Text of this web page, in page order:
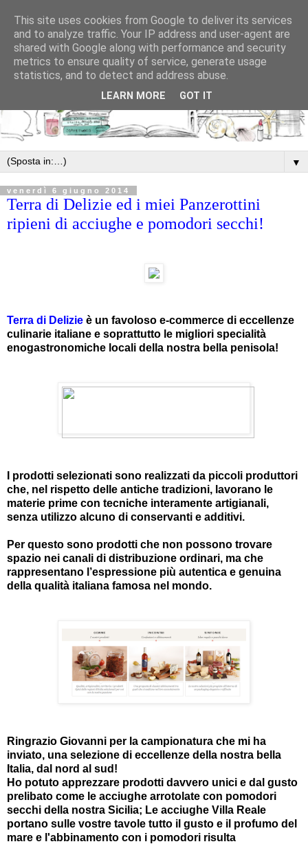
▼
venerdì 6 giugno 2014
Terra di Delizie ed i miei Panzerottini
ripieni di acciughe e pomodori secchi!
Terra di Delizie è un favoloso e-commerce di eccellenze
culinarie italiane e soprattutto le migliori specialità
enogastronomiche locali della nostra bella penisola!
I prodotti selezionati sono realizzati da piccoli produttori
che, nel rispetto delle antiche tradizioni, lavorano le
materie prime con tecniche interamente artigianali,
senza utilizzo alcuno di conservanti e additivi.
Per questo sono prodotti che non possono trovare
spazio nei canali di distribuzione ordinari, ma che
rappresentano l’espressione più autentica e genuina
della qualità italiana famosa nel mondo.
Ringrazio Giovanni per la campionatura che mi ha
inviato, una selezione di eccellenze della nostra bella
Italia, dal nord al sud!
Ho potuto apprezzare prodotti davvero unici e dal gusto
prelibato come le acciughe arrotolate con pomodori
secchi della nostra Sicilia; Le acciughe Villa Reale
portano sulle vostre tavole tutto il gusto e il profumo del
mare e l'abbinamento con i pomodori risulta
This site uses cookies from Google to deliver its services
and to analyze traffic. Your IP address and user-agent are
shared with Google along with performance and security
metrics to ensure quality of service, generate usage
statistics, and to detect and address abuse.
LEARN MORE GOT IT